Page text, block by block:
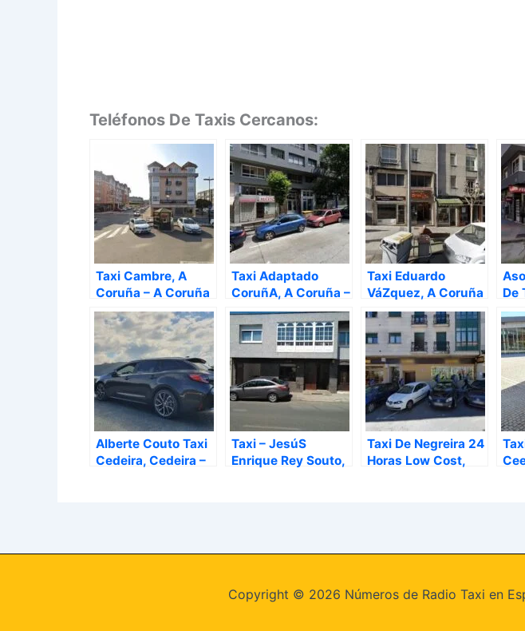
Teléfonos De Taxis Cercanos:
Taxi Cambre, A
Coruña – A Coruña
Taxi Adaptado
CoruñA, A Coruña –
A Coruña
Taxi Eduardo
VáZquez, A Coruña
– A Coruña
De
–
Alberte Couto Taxi
Cedeira, Cedeira –
Taxi – JesúS
Enrique Rey Souto,
Taxi De Negreira 24
Horas Low Cost,
Copyright © 2026 Números de Radio Taxi en